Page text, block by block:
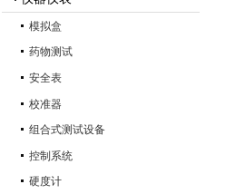
模拟盒
药物测试
安全表
校准器
组合式测试设备
控制系统
硬度计